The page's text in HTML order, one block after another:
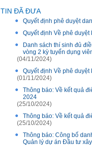
TIN ĐÃ ĐƯA
Quyết định phê duyệt
Quyết định Về phê
Danh sách thí sinh đủ
vòng 2 kỳ tuyển dụng
(04/11/2024)
Quyết định Về phê
(01/11/2024)
Thông báo: Về kết quả
2024
(25/10/2024)
Thông báo: Về kết quả
(25/10/2024)
Thông báo: Công bố
Quản lý dự án Đầu tư